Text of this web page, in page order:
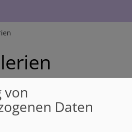
Untermenüs finden Sie
Gemeindehaus und vielen
Gemeinde.
von
Daten